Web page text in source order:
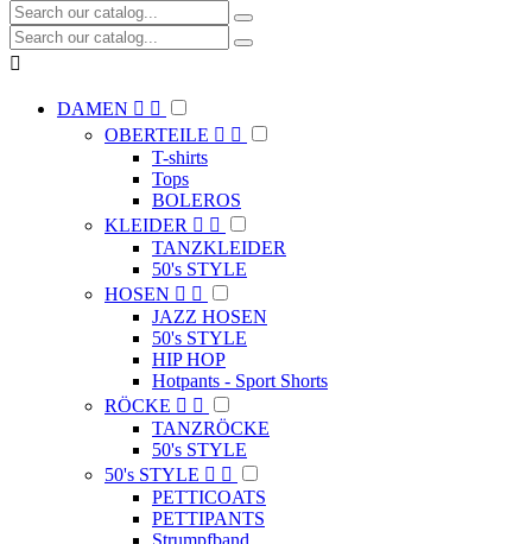

DAMEN  
OBERTEILE  
T-shirts
Tops
BOLEROS
KLEIDER  
TANZKLEIDER
50's STYLE
HOSEN  
JAZZ HOSEN
50's STYLE
HIP HOP
Hotpants - Sport Shorts
RÖCKE  
TANZRÖCKE
50's STYLE
50's STYLE  
PETTICOATS
PETTIPANTS
Strumpfband